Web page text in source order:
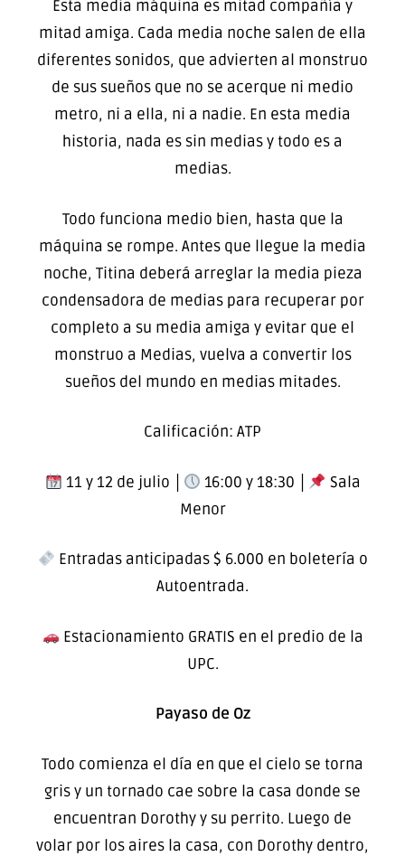
Esta media máquina es mitad compañía y
mitad amiga. Cada media noche salen de ella
diferentes sonidos, que advierten al monstruo
de sus sueños que no se acerque ni medio
metro, ni a ella, ni a nadie. En esta media
historia, nada es sin medias y todo es a
medias.
Todo funciona medio bien, hasta que la
máquina se rompe. Antes que llegue la media
noche, Titina deberá arreglar la media pieza
condensadora de medias para recuperar por
completo a su media amiga y evitar que el
monstruo a Medias, vuelva a convertir los
sueños del mundo en medias mitades.
Calificación: ATP
11 y 12 de julio │ 16:00 y 18:30 │
Sala
Menor
Entradas anticipadas $ 6.000 en boletería o
Autoentrada.
Estacionamiento GRATIS en el predio de la
UPC.
Payaso de Oz
Todo comienza el día en que el cielo se torna
gris y un tornado cae sobre la casa donde se
encuentran Dorothy y su perrito. Luego de
volar por los aires la casa, con Dorothy dentro,